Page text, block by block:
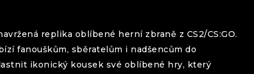
replika oblíbené herní zbraně z CS2/CS:GO.
fanouškům, sběratelům i nadšencům do
ikonický kousek své oblíbené hry, který